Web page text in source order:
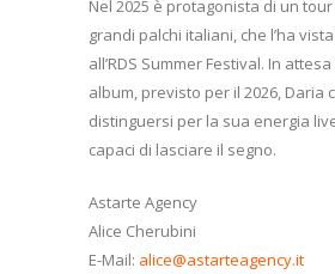
Nel 2025 è protagonista di un
grandi palchi italiani, che l’ha
all’RDS Summer Festival. In
album, previsto per il 2026, Daria
distinguersi per la sua energia
capaci di lasciare il segno.
Astarte Agency
Alice Cherubini
E-Mail: alice@astarteagency.it